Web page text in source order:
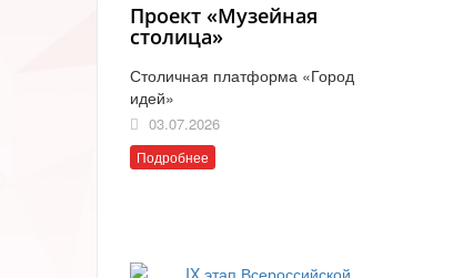
Проект «Музейная
столица»
Столичная платформа «Город
идей»
03.07.2026
Подробнее